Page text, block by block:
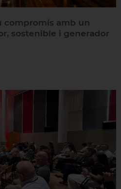
compromís amb un
sostenible i generador